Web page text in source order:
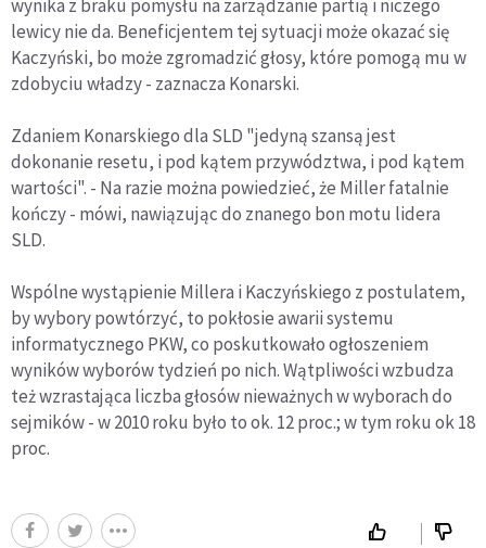
wynika z braku pomysłu na zarządzanie partią i niczego
lewicy nie da. Beneficjentem tej sytuacji może okazać się
Kaczyński, bo może zgromadzić głosy, które pomogą mu w
zdobyciu władzy - zaznacza Konarski.
Zdaniem Konarskiego dla SLD "jedyną szansą jest
dokonanie resetu, i pod kątem przywództwa, i pod kątem
wartości". - Na razie można powiedzieć, że Miller fatalnie
kończy - mówi, nawiązując do znanego bon motu lidera
SLD.
Wspólne wystąpienie Millera i Kaczyńskiego z postulatem,
by wybory powtórzyć, to pokłosie awarii systemu
informatycznego PKW, co poskutkowało ogłoszeniem
wyników wyborów tydzień po nich. Wątpliwości wzbudza
też wzrastająca liczba głosów nieważnych w wyborach do
sejmików - w 2010 roku było to ok. 12 proc.; w tym roku ok 18
proc.